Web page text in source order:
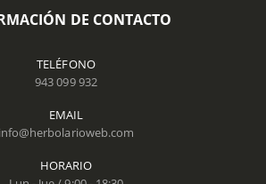
DE CONTACTO
TELÉFONO
943 099 932
EMAIL
info@herbolarioweb.com
HORARIO